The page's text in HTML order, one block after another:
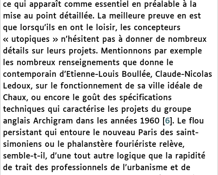
ce qui apparaît comme essentiel en préalable à la
mise au point détaillée. La meilleure preuve en est
que lorsqu’ils en ont le loisir, les concepteurs
« utopiques » n’hésitent pas à donner de nombreux
détails sur leurs projets. Mentionnons par exemple
les nombreux renseignements que donne le
contemporain d’Etienne-Louis Boullée, Claude-Nicolas
Ledoux, sur le fonctionnement de sa ville idéale de
Chaux, ou encore le goût des spécifications
techniques qui caractérise les projets du groupe
anglais Archigram dans les années 1960
6 . Le flou
persistant qui entoure le nouveau Paris des saint-
simoniens ou le phalanstère fouriériste relève,
semble-t-il, d’une tout autre logique que la rapidité
de trait des professionnels de l’urbanisme et de